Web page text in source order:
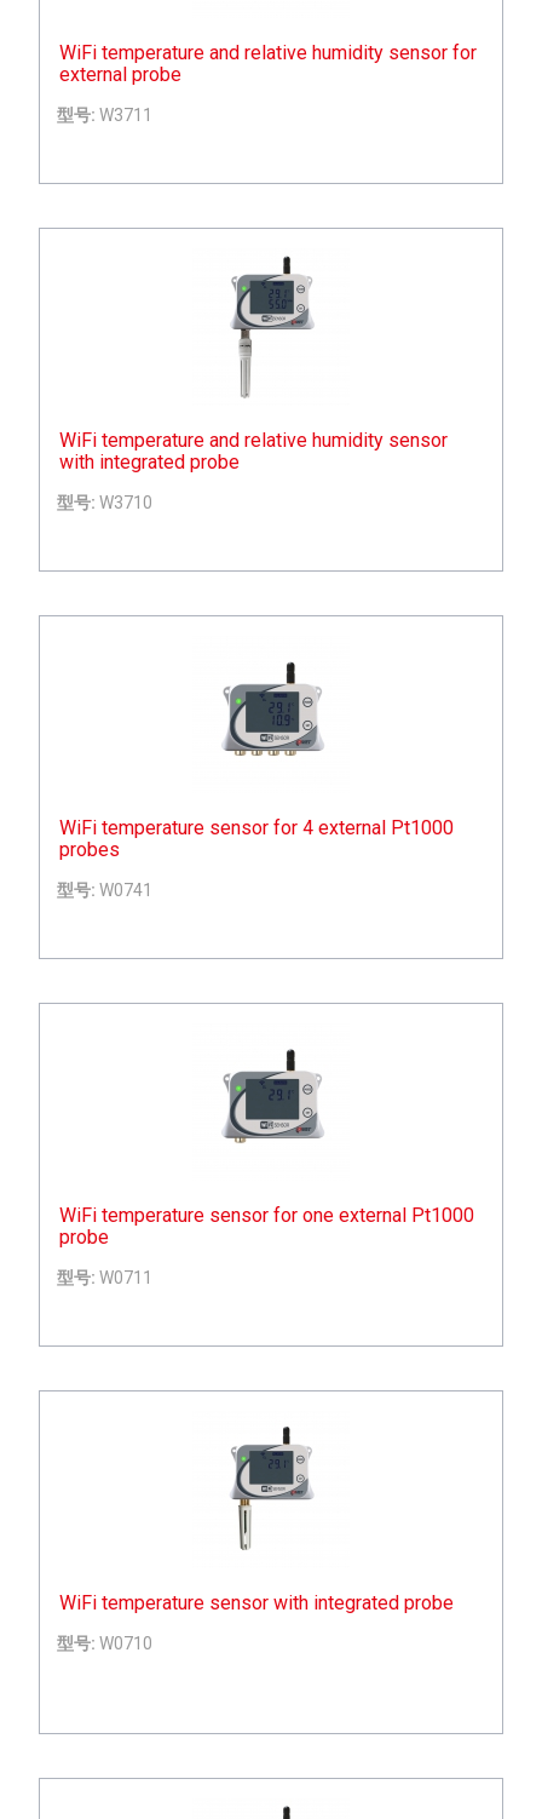
WiFi temperature and relative humidity sensor for
external probe
型号: W3711
WiFi temperature and relative humidity sensor
with integrated probe
型号: W3710
WiFi temperature sensor for 4 external Pt1000
probes
型号: W0741
WiFi temperature sensor for one external Pt1000
probe
型号: W0711
WiFi temperature sensor with integrated probe
型号: W0710